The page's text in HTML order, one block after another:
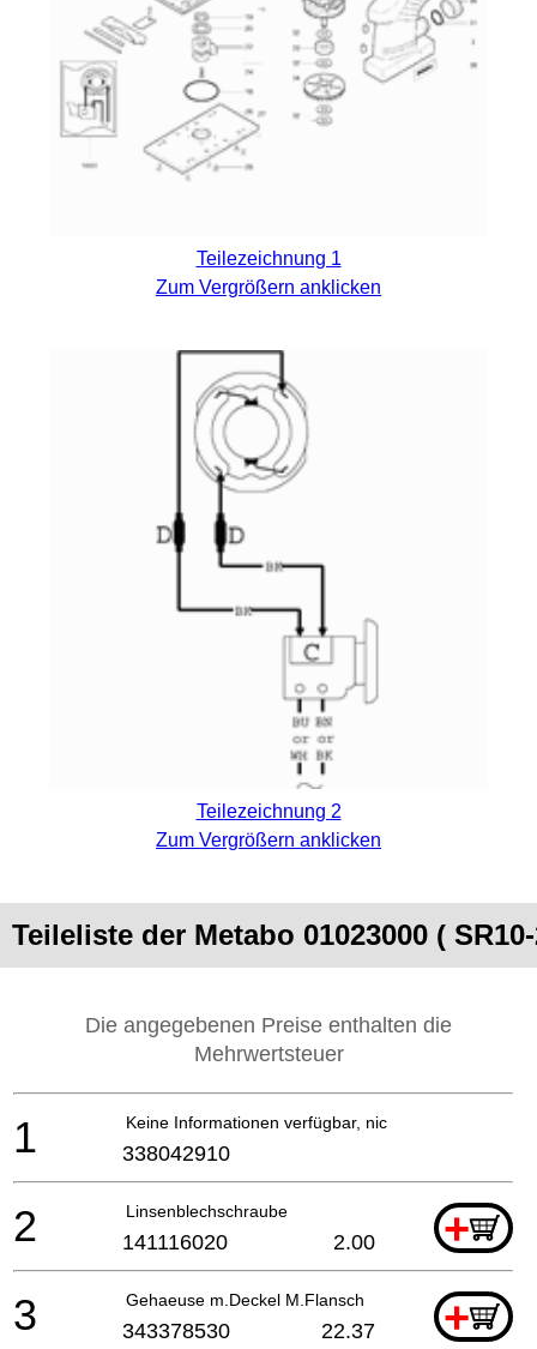
Teilezeichnung 1
Zum Vergrößern anklicken
Teilezeichnung 2
Zum Vergrößern anklicken
Teileliste der Metabo 01023000 (
Die angegebenen Preise enthalten die
Mehrwertsteuer
Keine Informationen verfügbar, nicht bestellbar
1 338042910
Linsenblechschraube +
2 141116020 2.00
Gehaeuse m.Deckel M.Flansch +
3 343378530 22.37